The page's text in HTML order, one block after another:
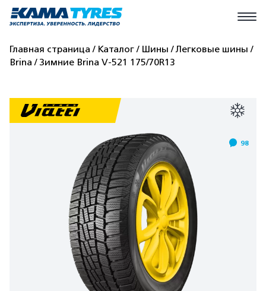
Главная страница Каталог Шины
Легковые шины
Brina
Зимние Brina V-521 175/70R13
98